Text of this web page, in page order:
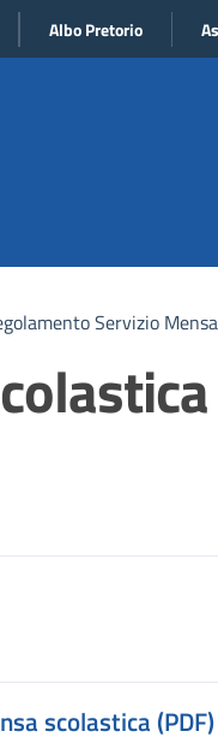
Albo Pretorio
Servizio
scolastica (PDF)